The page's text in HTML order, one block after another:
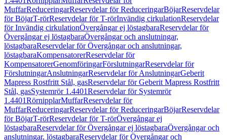
MuffarReduceringarReservdelar för ReduceringarBöjarReservdelar
för BöjarT-rörReservdelar för T-rörInvändig cirkulationReservdelar
för Invändig cirkulationÖvergångar ej löstagbaraReservdelar för
Övergångar ej löstagbaraÖvergångar och anslutningar,
löstagbaraReservdelar för Övergångar och anslutningar,
löstagbaraKompensatorerReservdelar för
KompensatorerGenomföringarFörslutningarReservdelar för
FörslutningarAnslutningarReservdelar för AnslutningarGeberit
Mapress Rostfritt Stål, gasReservdelar för Geberit Mapress Rostfritt
Stål, gasSystemrör 1.4401Reservdelar för Systemrör
1.4401RörnipplarMuffarReservdelar för
MuffarReduceringarReservdelar för ReduceringarBöjarReservdelar
för BöjarT-rörReservdelar för T-rörÖvergångar ej
löstagbaraReservdelar för Övergångar ej löstagbaraÖvergångar och
anslutningar, löstagbaraReservdelar för Övergångar och